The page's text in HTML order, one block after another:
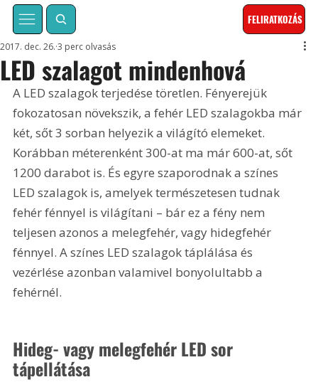
FELIRATKOZÁS
LED szalagot mindenhová
2017. dec. 26. 3 perc olvasás
A LED szalagok terjedése töretlen. Fényerejük
fokozatosan növekszik, a fehér LED szalagokba már
két, sőt 3 sorban helyezik a világító elemeket.
Korábban méterenként 300-at ma már 600-at, sőt
1200 darabot is. És egyre szaporodnak a színes
LED szalagok is, amelyek természetesen tudnak
fehér fénnyel is világítani – bár ez a fény nem
teljesen azonos a melegfehér, vagy hidegfehér
fénnyel. A színes LED szalagok táplálása és
vezérlése azonban valamivel bonyolultabb a
fehérnél.
Hideg- vagy melegfehér LED sor
tápellátása